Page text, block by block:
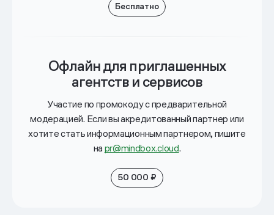
Бесплатно
Офлайндля приглашенных
агентств и сервисов
Участие по промокоду с предварительной
модерацией. Если вы акредитованный партнер или
хотите стать информационным партнером, пишите
наpr@mindbox.cloud.
50 000 ₽